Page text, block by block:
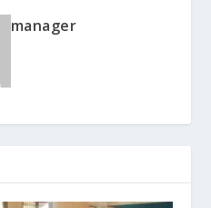
manager